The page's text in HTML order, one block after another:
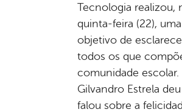
Tecnologia realizou,
quinta-feira (22),
objetivo de
todos os que
comunidade
Gilvandro Estrela
falou sobre a